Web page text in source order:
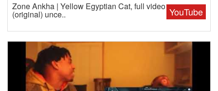
YouTube
Zone Ankha | Yellow Egyptian Cat, full video
(original) unce..